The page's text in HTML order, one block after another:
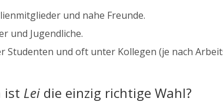
und nahe Freunde.
und Jugendliche.
Studenten und oft unter Kollegen (je nach
ist Lei die einzig richtige Wahl?